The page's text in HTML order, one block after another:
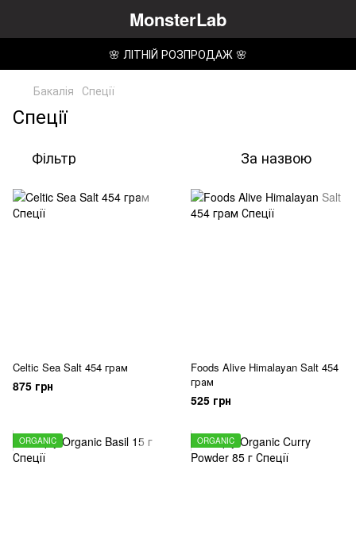
MonsterLab
🌸 ЛІТНІЙ РОЗПРОДАЖ 🌸
Бакалія Спеції
Спеції
Фільтр За назвою
Celtic Sea Salt 454 грам
875 грн
Foods Alive Himalayan Salt 454
грам
525 грн
ORGANIC ORGANIC